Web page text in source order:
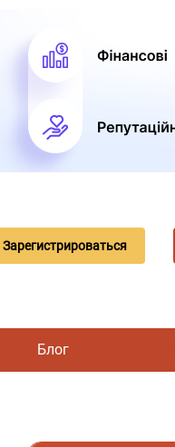
Зарегистрироваться
Блог